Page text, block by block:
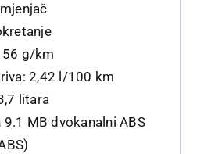
56 g/km
2,42 l/100 km
litara
9.1 MB dvokanalni ABS